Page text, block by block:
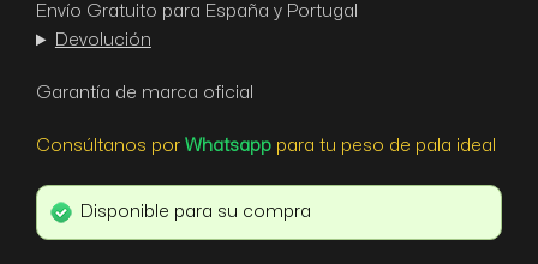
Envío Gratuito para España y Portugal
Devolución
Garantía de marca oficial
Consúltanos por Whatsapp para tu peso de pala ideal
Disponible para su compra